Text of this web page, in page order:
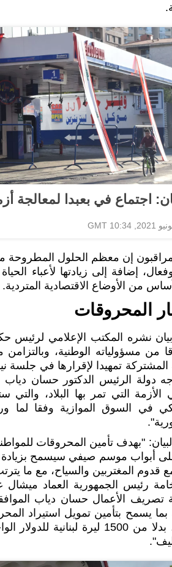
اجتماع في بعبدا لمعالجة
إن معظم الحلول المطروحة
إضافة إلى زيادتها لأعباء
من الأوضاع الاقتصادية المتردية.
المحروقات
نشره المكتب الإعلامي لرئيس
من مسؤولياته الوطنية، وبالتزامن
المشتركة​ تمهيدا لإقرارها في جلسة
دولة الرئيس الدكتور حسان
​الأزمة​ التي تمر بها البلاد،
في السوق الموازية وفقا لما
"بهدف تأمين ​المحروقات​
على أبواب موسم صيفي سيسمح بزيادة
قدوم المغتربين والسياح، مع ما
رئيس الجمهورية العماد
تصريف الأعمال حسان دياب